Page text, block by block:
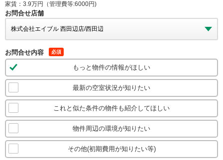
家賃：3.9万円（管理費等:6000円)
お問合せ店舗
お問合せ内容 必須
もっと物件の情報がほしい
最新の空室状況が知りたい
これと似た条件の物件も紹介してほしい
物件周辺の環境が知りたい
その他(初期費用が知りたい等)